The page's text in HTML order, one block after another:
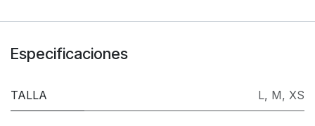
Especificaciones
TALLA L, M, XS